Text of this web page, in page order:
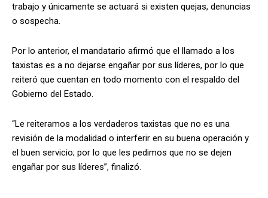
trabajo y únicamente se actuará si existen quejas, denuncias
o sospecha.
Por lo anterior, el mandatario afirmó que el llamado a los
taxistas es a no dejarse engañar por sus líderes, por lo que
reiteró que cuentan en todo momento con el respaldo del
Gobierno del Estado.
“Le reiteramos a los verdaderos taxistas que no es una
revisión de la modalidad o interferir en su buena operación y
el buen servicio; por lo que les pedimos que no se dejen
engañar por sus líderes”, finalizó.